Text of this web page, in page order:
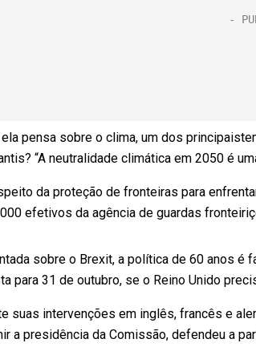
ela pensa sobre o clima, um dos
“A neutralidade climática em 2050 é
da proteção de fronteiras para
efetivos da agência de guardas
sobre o Brexit, a política de 60 anos é
para 31 de outubro, se o Reino Unido
suas intervenções em inglês, francês e
a presidência da Comissão, defendeu a